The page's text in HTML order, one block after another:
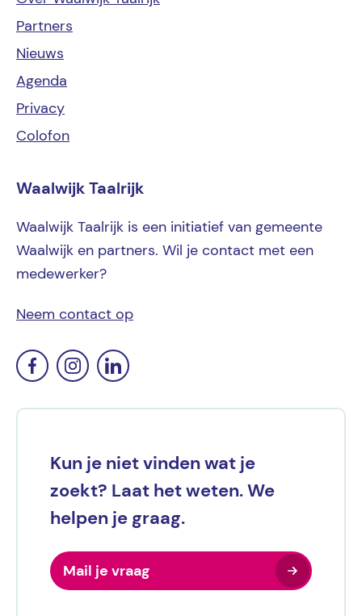
Partners
Nieuws
Agenda
Privacy
Colofon
Waalwijk Taalrijk
Waalwijk Taalrijk is een initiatief van gemeente
Waalwijk en partners. Wil je contact met een
medewerker?
Neem contact op
Kun je niet vinden wat je
zoekt? Laat het weten. We
helpen je graag.
Mail je vraag